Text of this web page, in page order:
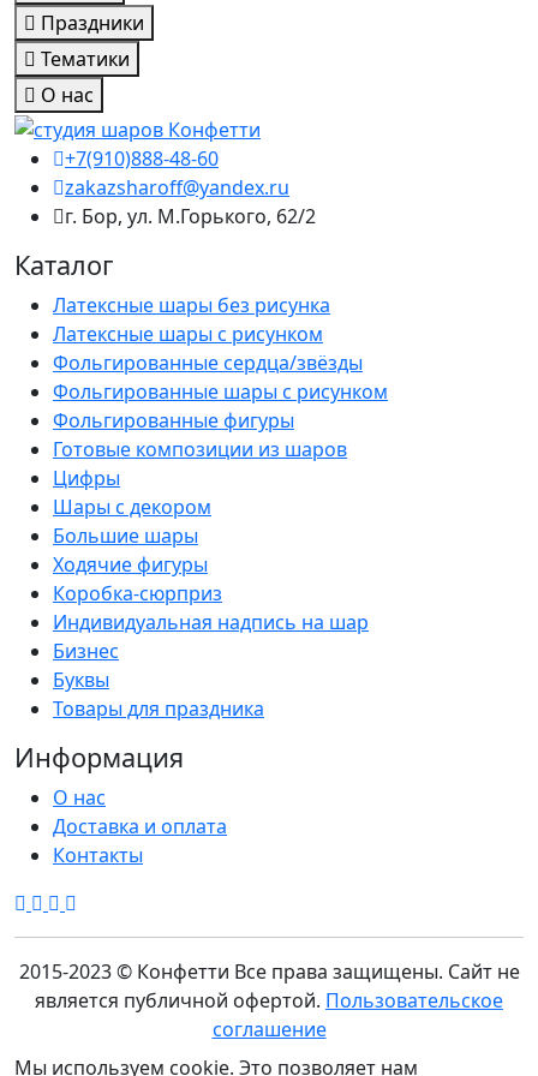
Праздники
Тематики
О нас
+7(910)888-48-60
zakazsharoff@yandex.ru
г. Бор, ул. М.Горького, 62/2
Каталог
Латексные шары без рисунка
Латексные шары с рисунком
Фольгированные сердца/звёзды
Фольгированные шары с рисунком
Фольгированные фигуры
Готовые композиции из шаров
Цифры
Шары с декором
Большие шары
Ходячие фигуры
Коробка-сюрприз
Индивидуальная надпись на шар
Бизнес
Буквы
Товары для праздника
Информация
О нас
Доставка и оплата
Контакты
2015-2023 © Конфетти Все права защищены. Сайт не
является публичной офертой. Пользовательское
соглашение
Мы используем cookie. Это позволяет нам